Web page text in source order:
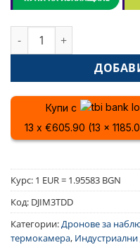
количество за DJI
Купи с
13 x €605.90 (13 x
Курс: 1 EUR = 1.95583 BGN
Код: DJIM3TDD
Категории:Дронове за
термокамера,